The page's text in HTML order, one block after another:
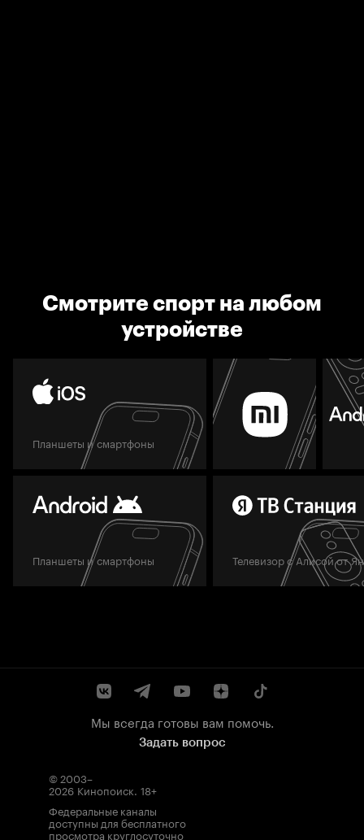
Смотрите спорт на любом
устройстве
Планшеты и смартфоны
Планшеты и смартфоны Телевизор с Алисой от
Мы всегда готовы вам помочь.
Задать вопрос
© 2003–
2026 Кинопоиск. 18+
Федеральные каналы
доступны для бесплатного
просмотра круглосуточно